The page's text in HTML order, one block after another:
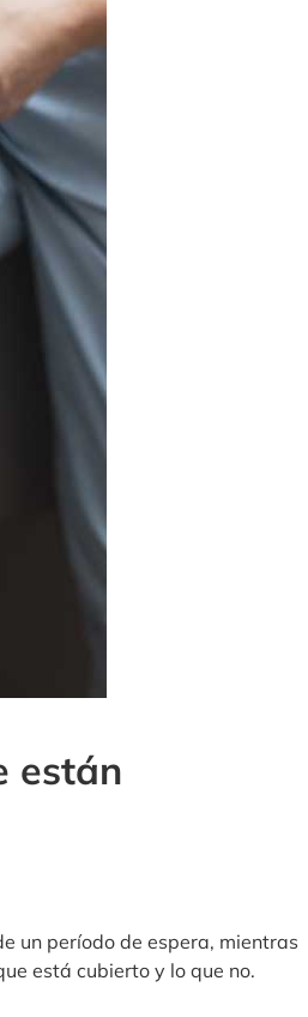
están
un período de espera, mientras
está cubierto y lo que no.